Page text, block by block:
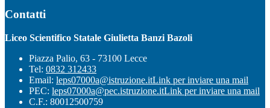
Contatti
Liceo Scientifico Statale Giulietta Banzi Bazoli
Piazza Palio, 63 - 73100 Lecce
Tel: 0832 312433
Email: leps07000a@istruzione.itLink per inviare una mail
PEC: leps07000a@pec.istruzione.itLink per inviare una mail
C.F.: 80012500759